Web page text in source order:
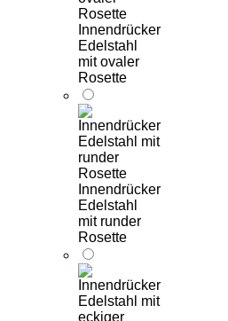
Innendrücker
Edelstahl
mit ovaler
Rosette
Innendrücker
Edelstahl
mit runder
Rosette